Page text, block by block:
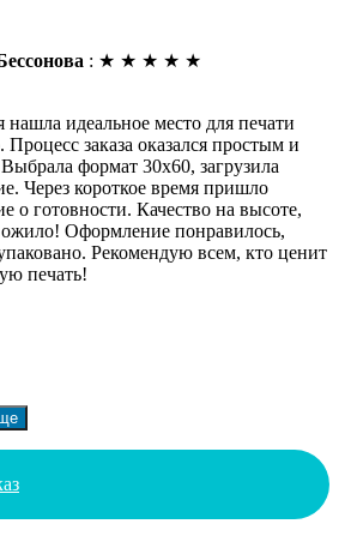
: ★ ★ ★ ★ ★
нашла идеальное место для печати
Процесс заказа оказался простым и
формат 30х60, загрузила
Через короткое время пришло
о готовности. Качество на высоте,
ожило! Оформление понравилось,
Рекомендую всем, кто ценит
печать!